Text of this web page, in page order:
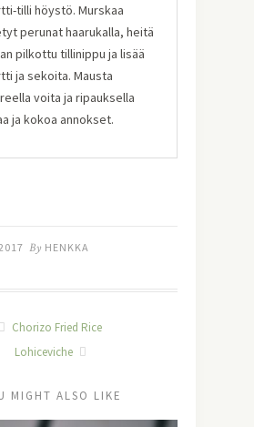
tilli höystö. Murskaa
perunat haarukalla, heitä
pilkottu tillinippu ja lisää
ja sekoita. Mausta
voita ja ripauksella
ja kokoa annokset.
By HENKKA
Chorizo Fried Rice
Lohiceviche
MIGHT ALSO LIKE